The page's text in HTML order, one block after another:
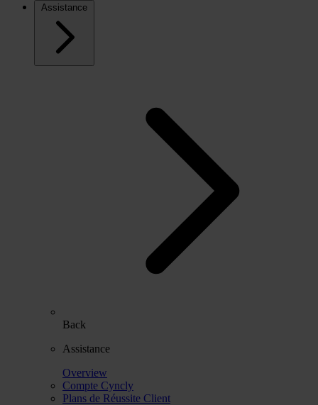
Assistance
Back
Assistance
Overview
Compte Cyncly
Plans de Réussite Client